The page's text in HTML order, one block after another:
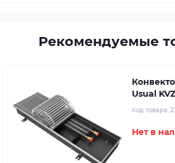
Рекомендуемые
Usual
Код товара:
Нет в